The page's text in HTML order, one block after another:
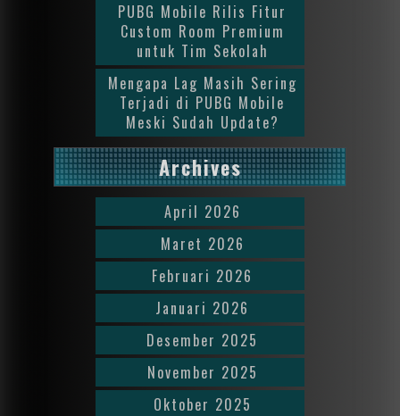
PUBG Mobile Rilis Fitur
Custom Room Premium
untuk Tim Sekolah
Mengapa Lag Masih Sering
Terjadi di PUBG Mobile
Meski Sudah Update?
Archives
April 2026
Maret 2026
Februari 2026
Januari 2026
Desember 2025
November 2025
Oktober 2025